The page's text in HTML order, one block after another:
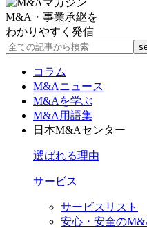
M&A・事業承継を
わかりやすく発信
コラム
M&Aニュース
M&Aを学ぶ
M&A用語集
日本M&Aセンター
選ばれる理由
サービス
サービスリスト
安心・安全の